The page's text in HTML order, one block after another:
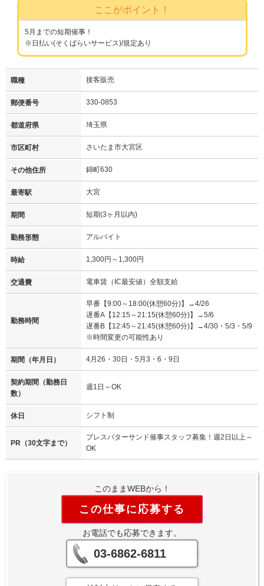
ここがポイント！
5月までの短期催事！
※日払い(そくばらいサービス)/規定あり
職種 接客販売
郵便番号 330-0853
都道府県 埼玉県
市区町村 さいたま市大宮区
その他住所 錦町630
最寄駅 大宮
期間 短期(3ヶ月以内)
勤務形態 アルバイト
時給 1,300円～1,300円
交通費 電車賃（IC最安値）全額支給
勤務時間
早番【9:00～18:00(休憩60分)】→4/26
遅番A【12:15～21:15(休憩60分)】→5/6
遅番B【12:45～21:45(休憩60分)】→4/30・5/3・5/9
※時間変更の可能性あり
期間（年月日） 4月26・30日・5月3・6・9日
契約期間（勤務日
数）
週1日～OK
休日 シフト制
PR（30文字まで）
プレスバターサンド催事スタッフ募集！週2日以上～
OK
このままWEBから！
この仕事に応募する
お電話でも応募できます。
03-6862-6811